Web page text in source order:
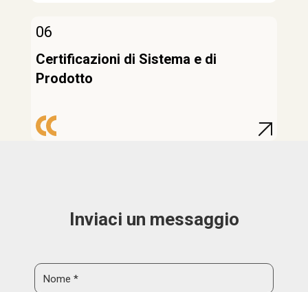
06
Certificazioni di Sistema e di
Prodotto
Inviaci un messaggio